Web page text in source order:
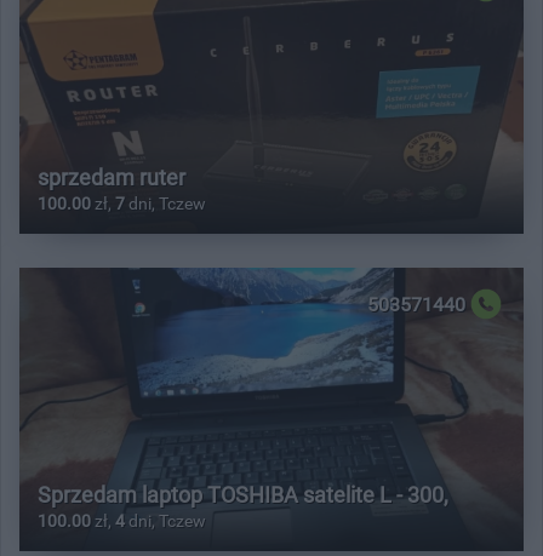
sprzedam ruter
100.00 zł, 7 dni, Tczew
503571440
Sprzedam laptop TOSHIBA satelite L - 300,
100.00 zł, 4 dni, Tczew